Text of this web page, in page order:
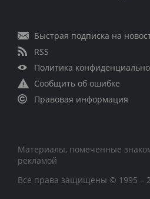
Быстрая подписка на
RSS
Политика
Сообщить об ошибке
Правовая информация
Материалы, помеченные
рекламой
Все права защищены © 1995 –